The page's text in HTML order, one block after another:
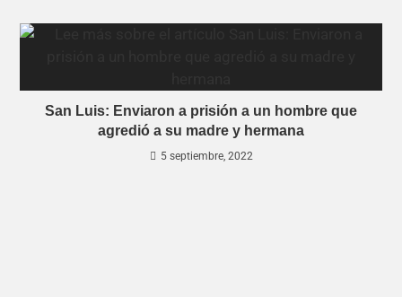
San Luis: Enviaron a prisión a un hombre que
agredió a su madre y hermana
5 septiembre, 2022